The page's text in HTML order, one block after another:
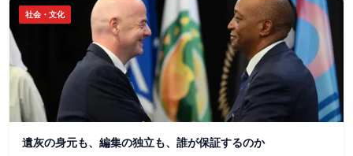
社会・文化
遺灰の身元も、編集の独立も、誰が保証するのか